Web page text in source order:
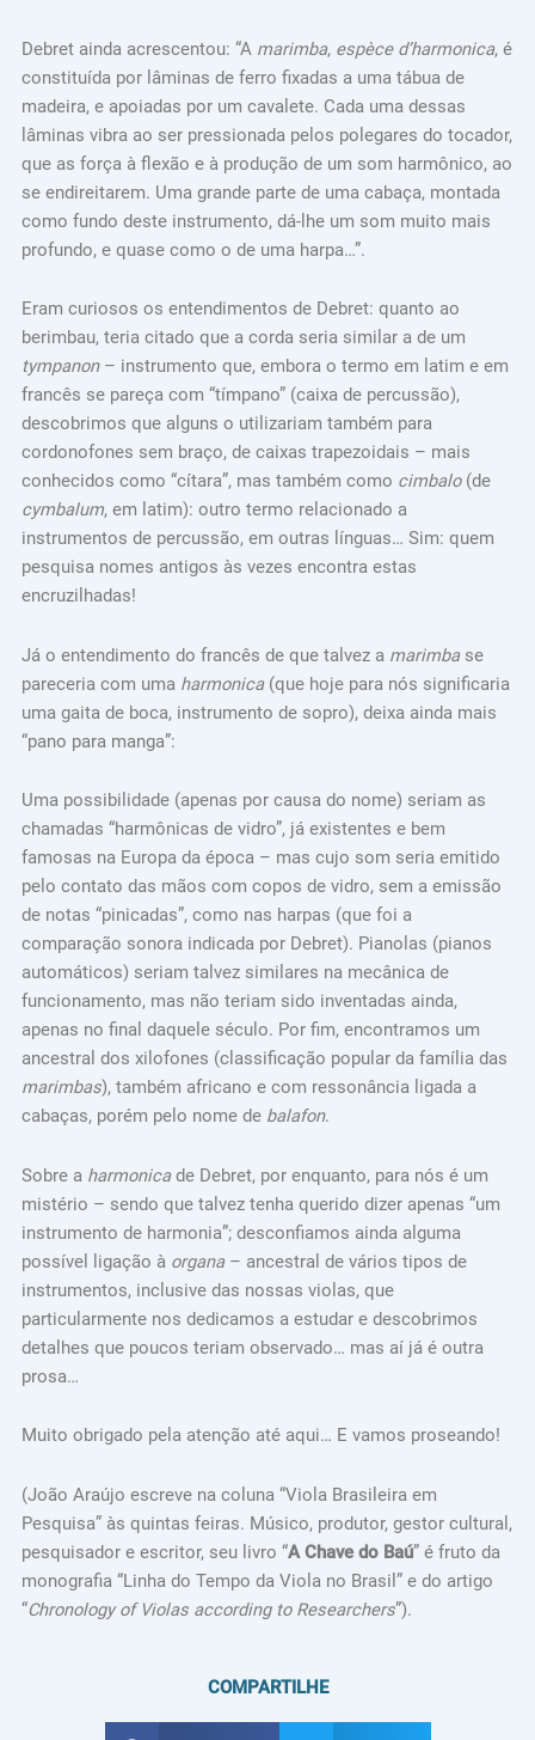
Debret ainda acrescentou: “A marimba, espèce d’harmonica, é
constituída por lâminas de ferro fixadas a uma tábua de
madeira, e apoiadas por um cavalete. Cada uma dessas
lâminas vibra ao ser pressionada pelos polegares do tocador,
que as força à flexão e à produção de um som harmônico, ao
se endireitarem. Uma grande parte de uma cabaça, montada
como fundo deste instrumento, dá-lhe um som muito mais
profundo, e quase como o de uma harpa…”.
Eram curiosos os entendimentos de Debret: quanto ao
berimbau, teria citado que a corda seria similar a de um
tympanon– instrumento que, embora o termo em latim e em
francês se pareça com “tímpano” (caixa de percussão),
descobrimos que alguns o utilizariam também para
cordonofones sem braço, de caixas trapezoidais – mais
conhecidos como “cítara”, mas também como cimbalo (de
cymbalum, em latim): outro termo relacionado a
instrumentos de percussão, em outras línguas… Sim: quem
pesquisa nomes antigos às vezes encontra estas
encruzilhadas!
Já o entendimento do francês de que talvez a marimbase
pareceria com uma harmonica (que hoje para nós significaria
uma gaita de boca, instrumento de sopro), deixa ainda mais
“pano para manga”:
Uma possibilidade (apenas por causa do nome) seriam as
chamadas “harmônicas de vidro”, já existentes e bem
famosas na Europa da época – mas cujo som seria emitido
pelo contato das mãos com copos de vidro, sem a emissão
de notas “pinicadas”, como nas harpas (que foi a
comparação sonora indicada por Debret). Pianolas (pianos
automáticos) seriam talvez similares na mecânica de
funcionamento, mas não teriam sido inventadas ainda,
apenas no final daquele século. Por fim, encontramos um
ancestral dos xilofones (classificação popular da família das
marimbas), também africano e com ressonância ligada a
cabaças, porém pelo nome de balafon.
Sobre a harmonicade Debret, por enquanto, para nós é um
mistério – sendo que talvez tenha querido dizer apenas “um
instrumento de harmonia”; desconfiamos ainda alguma
possível ligação à organa– ancestral de vários tipos de
instrumentos, inclusive das nossas violas, que
particularmente nos dedicamos a estudar e descobrimos
detalhes que poucos teriam observado… mas aí já é outra
prosa…
Muito obrigado pela atenção até aqui… E vamos proseando!
(João Araújo escreve na coluna “Viola Brasileira em
Pesquisa” às quintas feiras. Músico, produtor, gestor cultural,
pesquisador e escritor, seu livro “A Chave do Baú” é fruto da
monografia “Linha do Tempo da Viola no Brasil” e do artigo
“Chronology of Violas according to Researchers”).
COMPARTILHE